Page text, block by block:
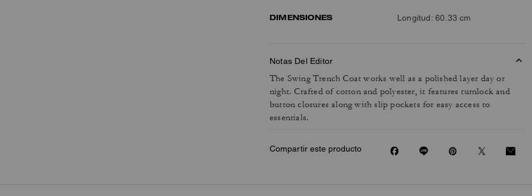
DIMENSIONES Longitud: 60.33 cm
Notas Del Editor
The Swing Trench Coat works well as a polished layer day or
night. Crafted of cotton and polyester, it features turnlock and
button closures along with slip pockets for easy access to
essentials.
Compartir este producto